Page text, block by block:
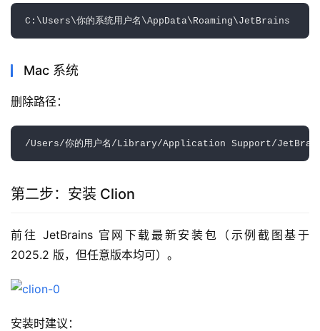
Mac 系统
删除路径：
第二步：安装 Clion
前往 JetBrains 官网下载最新安装包（示例截图基于
2025.2 版，但任意版本均可）。
安装时建议：